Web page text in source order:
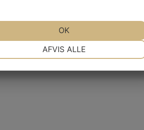
AFVIS ALLE
OK